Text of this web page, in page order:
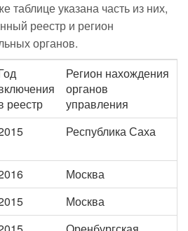
таблице указана часть из них,
реестр и регион
органов.
реестр
Регион нахождения
органов
управления
Республика Саха
Москва
Москва